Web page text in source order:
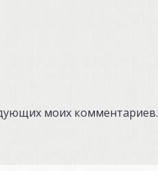
моих комментариев.